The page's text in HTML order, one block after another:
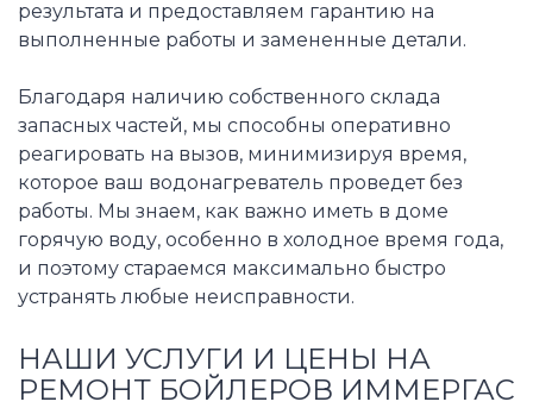
результата и предоставляем гарантию на
выполненные работы и замененные детали.
Благодаря наличию собственного склада
запасных частей, мы способны оперативно
реагировать на вызов, минимизируя время,
которое ваш водонагреватель проведет без
работы. Мы знаем, как важно иметь в доме
горячую воду, особенно в холодное время года,
и поэтому стараемся максимально быстро
устранять любые неисправности.
НАШИ УСЛУГИ И ЦЕНЫ НА
РЕМОНТ БОЙЛЕРОВ ИММЕРГАС